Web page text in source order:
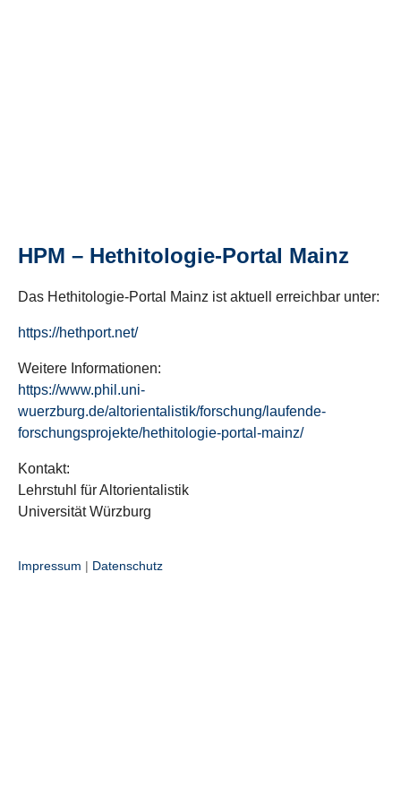
HPM – Hethitologie-Portal Mainz
Das Hethitologie-Portal Mainz ist aktuell erreichbar unter:
https://hethport.net/
Weitere Informationen:
https://www.phil.uni-
wuerzburg.de/altorientalistik/forschung/laufende-
forschungsprojekte/hethitologie-portal-mainz/
Kontakt:
Lehrstuhl für Altorientalistik
Universität Würzburg
Impressum | Datenschutz